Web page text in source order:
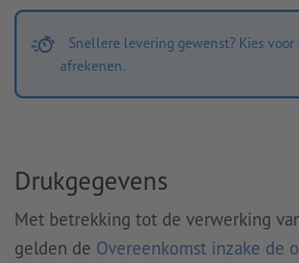
Snellere levering gewenst? Kies
afrekenen.
Drukgegevens
Met betrekking tot de verwerking
gelden de Overeenkomst inzake de